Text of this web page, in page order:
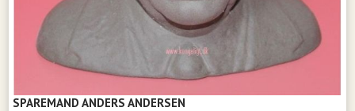
SPAREMAND ANDERS ANDERSEN